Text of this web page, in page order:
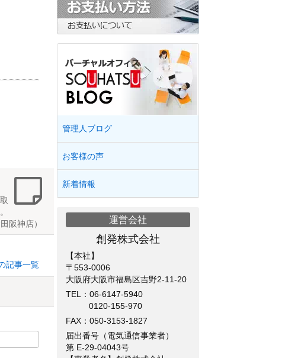
阪神店）
記事一覧
管理人ブログ
お客様の声
新着情報
運営会社
創発株式会社
【本社】
〒553-0006
大阪府大阪市福島区吉野2-11-20
TEL： 06-6147-5940
0120-155-970
FAX：050-3153-1827
届出番号（電気通信事業者）
第 E-29-04043号